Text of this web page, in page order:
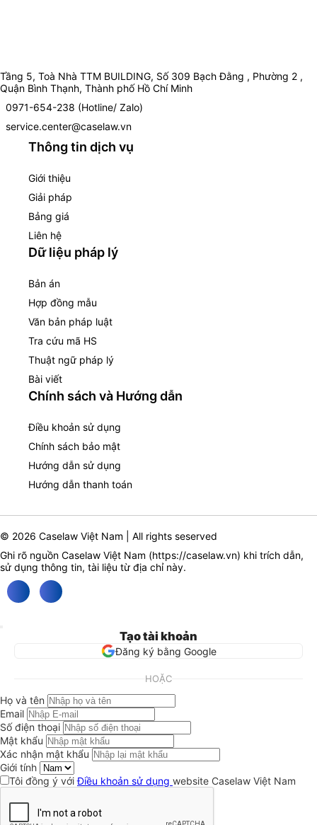
Tầng 5, Toà Nhà TTM BUILDING, Số 309 Bạch Đằng , Phường 2 ,
Quận Bình Thạnh, Thành phố Hồ Chí Minh
0971-654-238 (Hotline/ Zalo)
service.center@caselaw.vn
Thông tin dịch vụ
Giới thiệu
Giải pháp
Bảng giá
Liên hệ
Dữ liệu pháp lý
Bản án
Hợp đồng mẫu
Văn bản pháp luật
Tra cứu mã HS
Thuật ngữ pháp lý
Bài viết
Chính sách và Hướng dẫn
Điều khoản sử dụng
Chính sách bảo mật
Hướng dẫn sử dụng
Hướng dẫn thanh toán
© 2026 Caselaw Việt Nam | All rights seserved
Ghi rõ nguồn Caselaw Việt Nam (https://caselaw.vn) khi trích dẫn,
sử dụng thông tin, tài liệu từ địa chỉ này.
Tạo tài khoản
Đăng ký bằng Google
HOẶC
Họ và tên
Email
Số điện thoại
Mật khẩu
Xác nhận mật khẩu
Giới tính
Tôi đồng ý vớiĐiều khoản sử dụng website Caselaw Việt Nam